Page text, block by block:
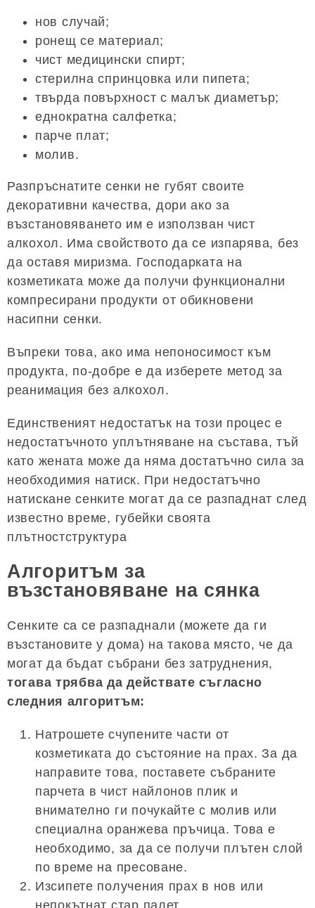
нов случай;
ронещ се материал;
чист медицински спирт;
стерилна спринцовка или пипета;
твърда повърхност с малък диаметър;
еднократна салфетка;
парче плат;
молив.
Разпръснатите сенки не губят своите
декоративни качества, дори ако за
възстановяването им е използван чист
алкохол. Има свойството да се изпарява, без
да оставя миризма. Господарката на
козметиката може да получи функционални
компресирани продукти от обикновени
насипни сенки.
Въпреки това, ако има непоносимост към
продукта, по-добре е да изберете метод за
реанимация без алкохол.
Единственият недостатък на този процес е
недостатъчното уплътняване на състава, тъй
като жената може да няма достатъчно сила за
необходимия натиск. При недостатъчно
натискане сенките могат да се разпаднат след
известно време, губейки своята
плътностструктура
Алгоритъм за
възстановяване на сянка
Сенките са се разпаднали (можете да ги
възстановите у дома) на такова място, че да
могат да бъдат събрани без затруднения,
тогава трябва да действате съгласно
следния алгоритъм:
Натрошете счупените части от
козметиката до състояние на прах. За да
направите това, поставете събраните
парчета в чист найлонов плик и
внимателно ги почукайте с молив или
специална оранжева пръчица. Това е
необходимо, за да се получи плътен слой
по време на пресоване.
Изсипете получения прах в нов или
непокътнат стар палет.